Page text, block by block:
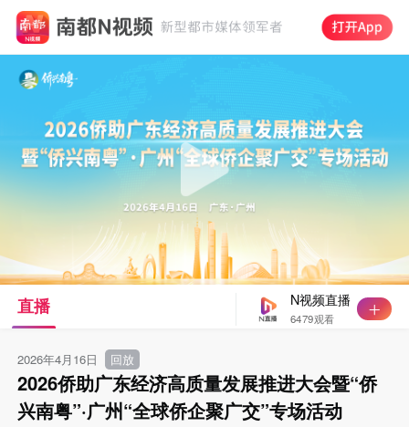
N视频直播
6479观看
直播
2026年4月16日 回放
2026侨助广东经济高质量发展推进大会暨“侨
兴南粤”·广州“全球侨企聚广交”专场活动